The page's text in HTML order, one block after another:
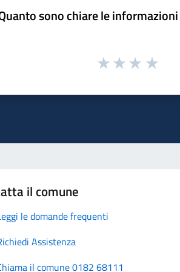
sono chiare le
il comune
le domande frequenti
Assistenza
il comune 0182 68111